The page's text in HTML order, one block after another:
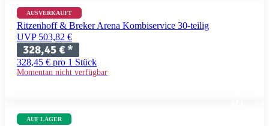
AUSVERKAUFT
Ritzenhoff & Breker Arena Kombiservice 30-teilig
UVP 503,82 €
328,45 €*
328,45 € pro 1 Stück
Momentan nicht verfügbar
AUF LAGER